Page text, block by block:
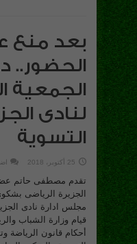
بعد منع
الحضور..
الجمعية
لنادى
التسوية
25 أكتوبر، 2018
تقدم مصطفى حاتم عضو
الجزيرة الرياضى
مجلس ادارة نادى
قيام وزارة الشباب
أحكام قانون الرياضة